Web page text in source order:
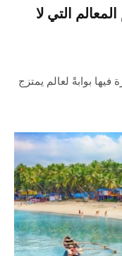
التي لا
بوابةً لعالم يمتزج